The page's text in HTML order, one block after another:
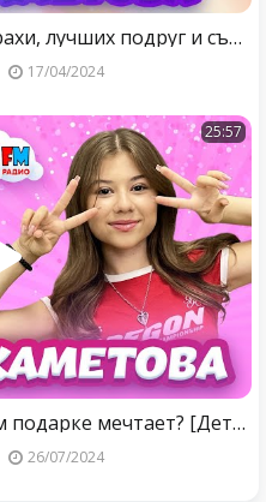
Милана Хаметова - про страхи, лучших подруг и съемки в кино [Детское радио]
17/04/2024
25:57
Милана Хаметова - о каком подарке мечтает? [Детское радио]
26/07/2024